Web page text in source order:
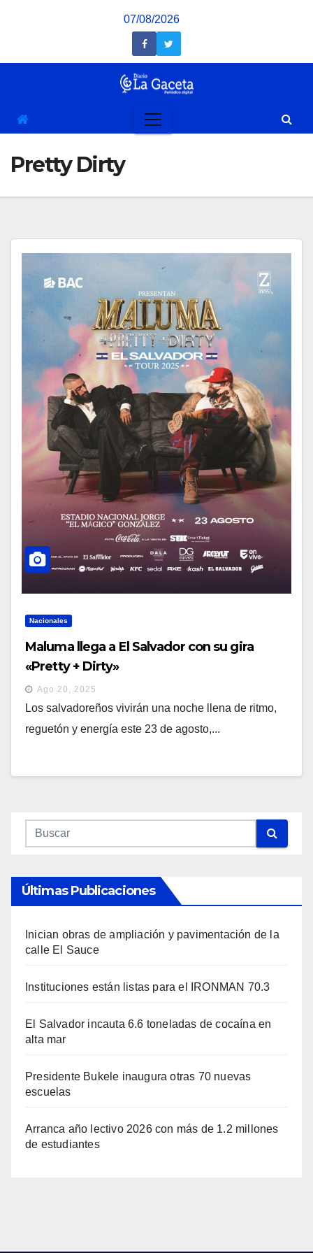
07/08/2026
Pretty Dirty
Nacionales
Maluma llega a El Salvador con su gira
«Pretty + Dirty»
Ago 20, 2025
Los salvadoreños vivirán una noche llena de ritmo,
reguetón y energía este 23 de agosto,...
Últimas Publicaciones
Inician obras de ampliación y pavimentación de la
calle El Sauce
Instituciones están listas para el IRONMAN 70.3
El Salvador incauta 6.6 toneladas de cocaína en
alta mar
Presidente Bukele inaugura otras 70 nuevas
escuelas
Arranca año lectivo 2026 con más de 1.2 millones
de estudiantes